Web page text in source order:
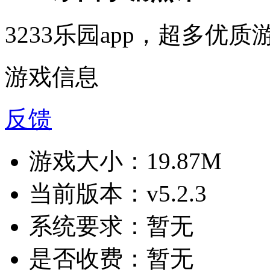
3233乐园app，超多优质
游戏信息
反馈
游戏大小： 19.87M
当前版本： v5.2.3
系统要求： 暂无
是否收费： 暂无